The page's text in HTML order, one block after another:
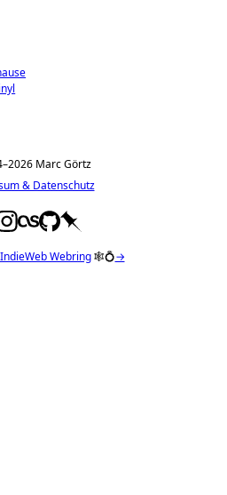
Marc Görtz
& Datenschutz
IndieWeb Webring🕸💍→